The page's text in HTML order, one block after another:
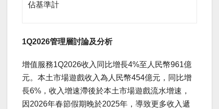
佔基準計
1Q2026管理層討論及分析
增值服務1Q2026收入同比增長4%至人民幣961億
元。本土市場遊戲收入為人民幣454億元，同比增
長6%，收入增速滯後於本土市場遊戲流水增速，
因2026年春節假期晚於2025年，導致更多收入遞